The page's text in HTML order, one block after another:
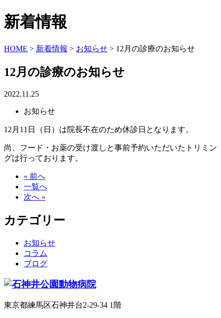
新着情報
HOME > 新着情報 > お知らせ > 12月の診療のお知らせ
12月の診療のお知らせ
2022.11.25
お知らせ
12月11日（日）は院長不在のため休診日となります。
尚、フード・お薬の受け渡しと事前予約いただいたトリミン
グは行っております。
« 前へ
一覧へ
次へ »
カテゴリー
お知らせ
コラム
ブログ
東京都練馬区石神井台2-29-34 1階